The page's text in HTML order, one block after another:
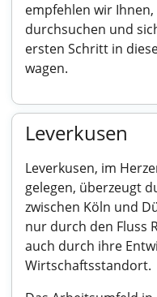
empfehlen wir
durchsuchen und
ersten Schritt in
wagen.
Leverkusen
Leverkusen, im
gelegen, überzeugt
zwischen Köln und
nur durch den Fluss
auch durch ihre
Wirtschaftsstandort.